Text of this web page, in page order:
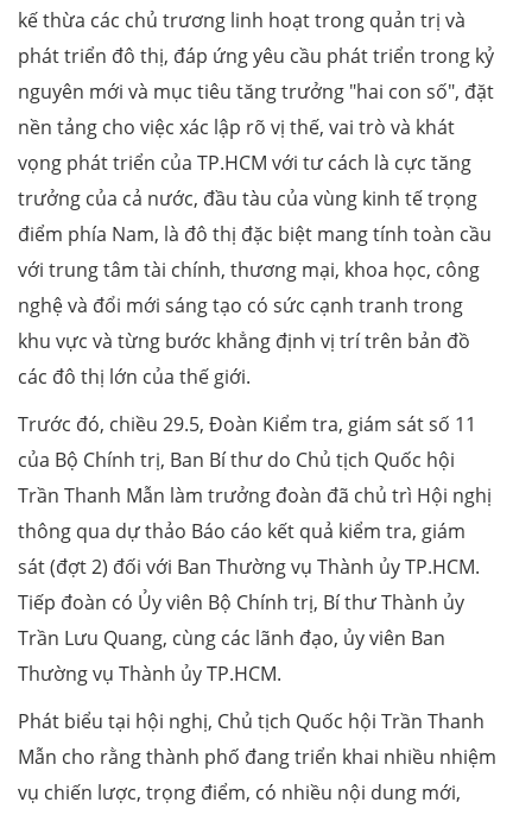
kế thừa các chủ trương linh hoạt trong quản trị và
phát triển đô thị, đáp ứng yêu cầu phát triển trong kỷ
nguyên mới và mục tiêu tăng trưởng "hai con số", đặt
nền tảng cho việc xác lập rõ vị thế, vai trò và khát
vọng phát triển của TP.HCM với tư cách là cực tăng
trưởng của cả nước, đầu tàu của vùng kinh tế trọng
điểm phía Nam, là đô thị đặc biệt mang tính toàn cầu
với trung tâm tài chính, thương mại, khoa học, công
nghệ và đổi mới sáng tạo có sức cạnh tranh trong
khu vực và từng bước khẳng định vị trí trên bản đồ
các đô thị lớn của thế giới.
Trước đó, chiều 29.5, Đoàn Kiểm tra, giám sát số 11
của Bộ Chính trị, Ban Bí thư do Chủ tịch Quốc hội
Trần Thanh Mẫn làm trưởng đoàn đã chủ trì Hội nghị
thông qua dự thảo Báo cáo kết quả kiểm tra, giám
sát (đợt 2) đối với Ban Thường vụ Thành ủy TP.HCM.
Tiếp đoàn có Ủy viên Bộ Chính trị, Bí thư Thành ủy
Trần Lưu Quang, cùng các lãnh đạo, ủy viên Ban
Thường vụ Thành ủy TP.HCM.
Phát biểu tại hội nghị, Chủ tịch Quốc hội Trần Thanh
Mẫn cho rằng thành phố đang triển khai nhiều nhiệm
vụ chiến lược, trọng điểm, có nhiều nội dung mới,